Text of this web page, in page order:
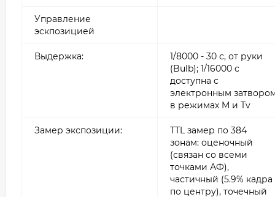
Управление
эскпозицией
Выдержка:
1/8000 - 30 с, от руки
(Bulb); 1/16000 с
доступна с
электронным
в режимах M и Tv
Замер экспозиции:
TTL замер по 384
зонам: оценочный
(связан со всеми
точками АФ),
частичный (5.9% кадра
по центру), точечный